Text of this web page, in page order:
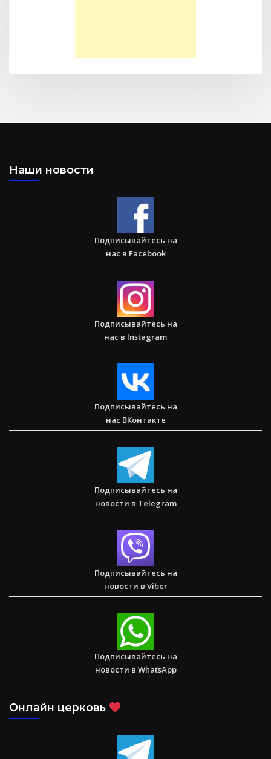
Послание к Филиппийцам
Два часа, которые изменили жизнь буддистского монаха
(Стэн и Лана — Иисус без границ) (BBS05030)
Спасаем. Восстанавливаем. Обучаем. Помогите нам
достичь цели в $10 000
Наши новости
Подписывайтесь на
нас в Facebook
Подписывайтесь на
нас в Instagram
Подписывайтесь на
нас ВКонтакте
Подписывайтесь на
новости в Telegram
Подписывайтесь на
новости в Viber
Подписывайтесь на
новости в WhatsApp
Онлайн церковь